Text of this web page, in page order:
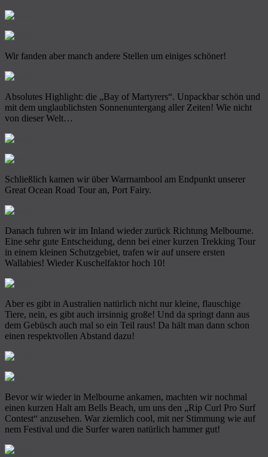
Wir fanden aber manch andere Stellen um einiges schöner!
Absolutes Highlight: die „Bay of Martyrers“. Unpackbar schön und
mit dem unglaublichsten Sonnenuntergang aller Zeiten! Wie nicht
von dieser Welt…
Schließlich kamen wir über Warrnambool am Endpunkt unserer
Great Ocean Road Tour an, Port Fairy.
Danach fuhren wir im Inland wieder zurück Richtung Melbourne.
Eine sehr gute Entscheidung, denn bei einer kurzen Trekking Tour
in einem kleinen Schutzgebiet, trafen wir auf unsere ersten
Wallabies! Wieder Kuschelfaktor hoch 10!
Aber es gibt in Australien natürlich nicht nur kleine, flauschige
Tiere, nein, es gibt auch irrsinnig große! Und da springt dann aus
dem Gebüsch auch mal so ein Teil raus! Da hält man dann schon
einen respektvollen Abstand dazu!
Bevor wir wieder in Melbourne ankamen, machten wir nochmal
einen kurzen Halt am Bells Beach, um uns den „Rip Curl Pro Surf
Contest“ anzusehen. War ziemlich cool, mit ner Stimmung wie auf
nem Festival und die Surfer waren natürlich hammer gut!